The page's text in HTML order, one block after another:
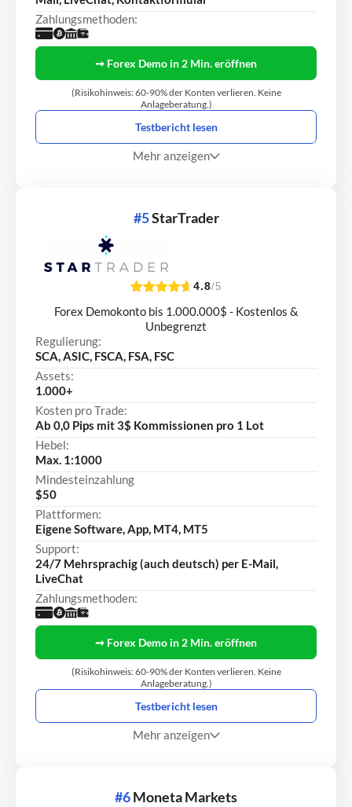
Zahlungsmethoden:
➞ Forex Demo in 2 Min. eröffnen
(Risikohinweis: 60-90% der Konten verlieren. Keine
Anlageberatung.)
Testbericht lesen
Mehr anzeigen
#5StarTrader
4.8/5
Forex Demokonto bis 1.000.000$ - Kostenlos &
Unbegrenzt
Regulierung:
SCA, ASIC, FSCA, FSA, FSC
Assets:
1.000+
Kosten pro Trade:
Ab 0,0 Pips mit 3$ Kommissionen pro 1 Lot
Hebel:
Max. 1:1000
Mindesteinzahlung
$50
Plattformen:
Eigene Software, App, MT4, MT5
Support:
24/7 Mehrsprachig (auch deutsch) per E-Mail,
LiveChat
Zahlungsmethoden:
➞ Forex Demo in 2 Min. eröffnen
(Risikohinweis: 60-90% der Konten verlieren. Keine
Anlageberatung.)
Testbericht lesen
Mehr anzeigen
#6Moneta Markets